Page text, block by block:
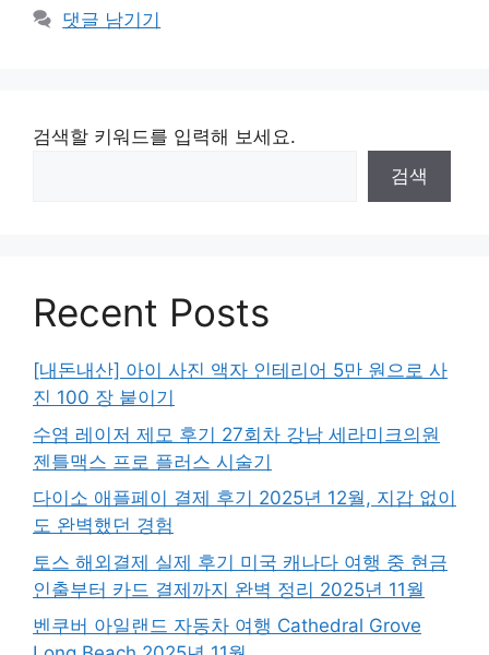
댓글 남기기
검색할 키워드를 입력해 보세요.
검색
Recent Posts
[내돈내산] 아이 사진 액자 인테리어 5만 원으로 사
진 100 장 붙이기
수염 레이저 제모 후기 27회차 강남 세라미크의원
젠틀맥스 프로 플러스 시술기
다이소 애플페이 결제 후기 2025년 12월, 지갑 없이
도 완벽했던 경험
토스 해외결제 실제 후기 미국 캐나다 여행 중 현금
인출부터 카드 결제까지 완벽 정리 2025년 11월
벤쿠버 아일랜드 자동차 여행 Cathedral Grove